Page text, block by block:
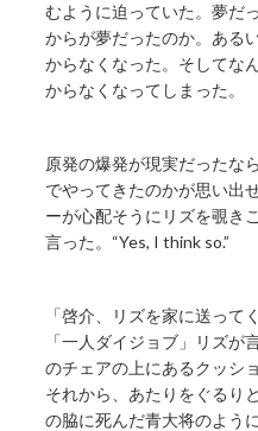
むように迫っていた。夢だ
からが夢だったのか。ある
からなくなった。そしてな
からなくなってしまった。
原発の爆発が現実だったな
でやってきたのかが思い出
ーが心配そうにリズを覗き
言った。“Yes, I think so.”
「啓介、リズを家に送って
「一人ダイジョブ」リズが
のチェアの上にあるクッシ
それから、あたりをぐるり
の脇に死んだ青大将のよう